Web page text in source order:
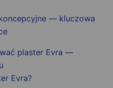
— kluczowa
plaster Evra —
Evra?